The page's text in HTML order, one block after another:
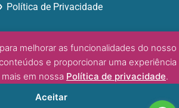
melhorar as funcionalidades do nosso
e proporcionar uma experiência
em nossa Política de privacidade.
Aceitar
Política de Privacidade
Desenvolvido por:
DW/tz